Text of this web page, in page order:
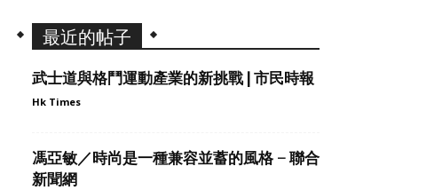
最近的帖子
武士道與格鬥運動產業的新挑戰 | 市民時報
Hk Times
馮亞敏／時尚是一種兼容並蓄的風格 – 聯合
新聞網